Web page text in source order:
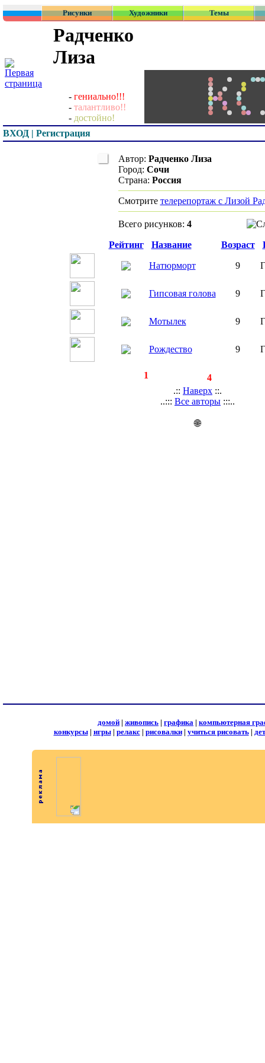
Рисунки Художники Темы
Радченко
Лиза
- гениально!!!
- талантливо!!
- достойно!
ВХОД | Регистрация
Автор: Радченко Лиза
Город: Сочи
Страна: Россия
Смотрите телерепортаж с Лизой
Всего рисунков: 4
Рейтинг Название Возраст
Натюрморт 9
Гипсовая голова 9
Мотылек 9
Рождество 9
1
4
.:: Наверх ::.
..::: Все авторы :::..
🌐
домой | живопись | графика | компьютерная
конкурсы| игры| релакс| рисовалки| учиться рисовать|